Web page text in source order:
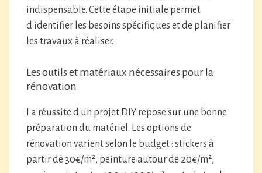
indispensable. Cette étape initiale permet
d'identifier les besoins spécifiques et de planifier
les travaux à réaliser.
Les outils et matériaux nécessaires pour la
rénovation
La réussite d'un projet DIY repose sur une bonne
préparation du matériel. Les options de
rénovation varient selon le budget : stickers à
partir de 30€/m², peinture autour de 20€/m²,